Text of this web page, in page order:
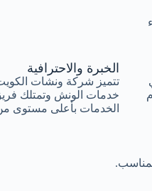
الخبرة والاحترافية
تتميز شركة ونشات
خدمات الونش وتمتلك
الخدمات بأعلى مستوى